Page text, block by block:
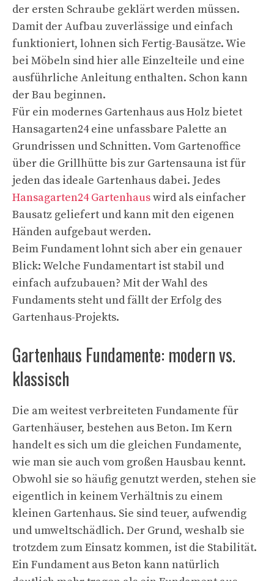
der ersten Schraube geklärt werden müssen.
Damit der Aufbau zuverlässige und einfach
funktioniert, lohnen sich Fertig-Bausätze. Wie
bei Möbeln sind hier alle Einzelteile und eine
ausführliche Anleitung enthalten. Schon kann
der Bau beginnen.
Für ein modernes Gartenhaus aus Holz bietet
Hansagarten24 eine unfassbare Palette an
Grundrissen und Schnitten. Vom Gartenoffice
über die Grillhütte bis zur Gartensauna ist für
jeden das ideale Gartenhaus dabei. Jedes
Hansagarten24 Gartenhauswird als einfacher
Bausatz geliefert und kann mit den eigenen
Händen aufgebaut werden.
Beim Fundament lohnt sich aber ein genauer
Blick: Welche Fundamentart ist stabil und
einfach aufzubauen? Mit der Wahl des
Fundaments steht und fällt der Erfolg des
Gartenhaus-Projekts.
Gartenhaus Fundamente: modern vs.
klassisch
Die am weitest verbreiteten Fundamente für
Gartenhäuser, bestehen aus Beton. Im Kern
handelt es sich um die gleichen Fundamente,
wie man sie auch vom großen Hausbau kennt.
Obwohl sie so häufig genutzt werden, stehen sie
eigentlich in keinem Verhältnis zu einem
kleinen Gartenhaus. Sie sind teuer, aufwendig
und umweltschädlich. Der Grund, weshalb sie
trotzdem zum Einsatz kommen, ist die Stabilität.
Ein Fundament aus Beton kann natürlich